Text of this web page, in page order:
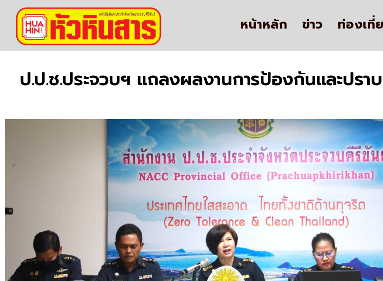
หน้าหลัก ข่าว ท่องเที่
ป.ป.ช.ประจวบฯ แถลงผลงานการป้องกันและปร